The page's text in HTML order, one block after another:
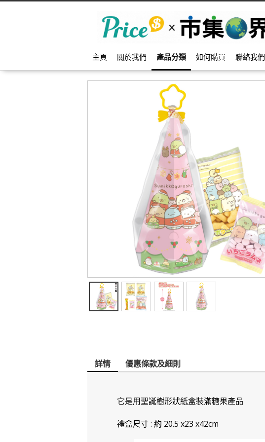
主頁 關於我們 產品分類 如何購買 聯絡我們
詳情 優惠條款及細則
它是用聖誕樹形狀紙盒裝滿糖果產品
禮盒尺寸 : 約 20.5 x23 x42cm